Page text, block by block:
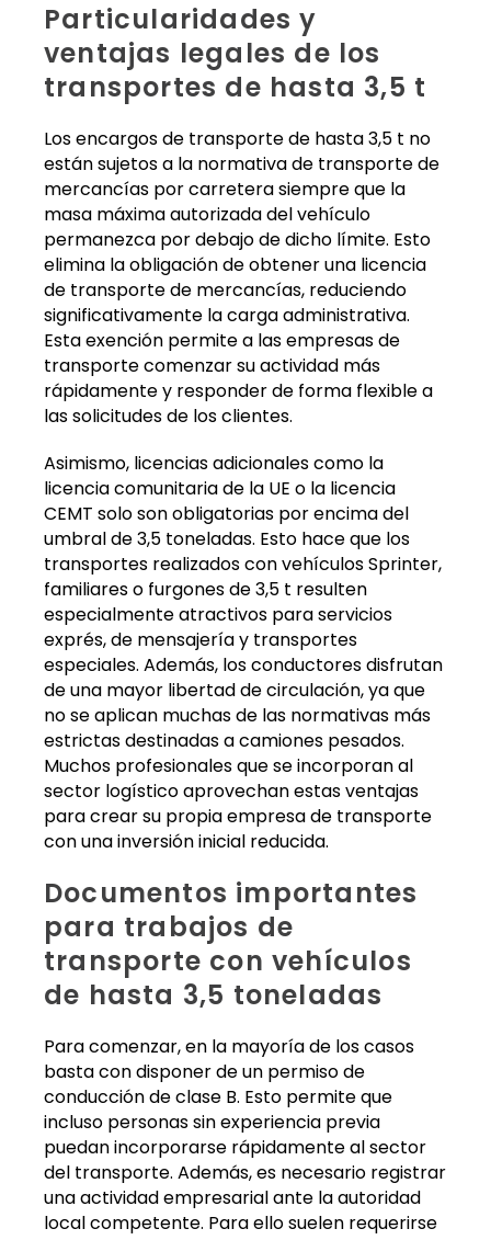
Particularidades y
ventajas legales de los
transportes de hasta 3,5 t
Los encargos de transporte de hasta 3,5 t no
están sujetos a la normativa de transporte de
mercancías por carretera siempre que la
masa máxima autorizada del vehículo
permanezca por debajo de dicho límite. Esto
elimina la obligación de obtener una licencia
de transporte de mercancías, reduciendo
significativamente la carga administrativa.
Esta exención permite a las empresas de
transporte comenzar su actividad más
rápidamente y responder de forma flexible a
las solicitudes de los clientes.
Asimismo, licencias adicionales como la
licencia comunitaria de la UE o la licencia
CEMT solo son obligatorias por encima del
umbral de 3,5 toneladas. Esto hace que los
transportes realizados con vehículos Sprinter,
familiares o furgones de 3,5 t resulten
especialmente atractivos para servicios
exprés, de mensajería y transportes
especiales. Además, los conductores disfrutan
de una mayor libertad de circulación, ya que
no se aplican muchas de las normativas más
estrictas destinadas a camiones pesados.
Muchos profesionales que se incorporan al
sector logístico aprovechan estas ventajas
para crear su propia empresa de transporte
con una inversión inicial reducida.
Documentos importantes
para trabajos de
transporte con vehículos
de hasta 3,5 toneladas
Para comenzar, en la mayoría de los casos
basta con disponer de un permiso de
conducción de clase B. Esto permite que
incluso personas sin experiencia previa
puedan incorporarse rápidamente al sector
del transporte. Además, es necesario registrar
una actividad empresarial ante la autoridad
local competente. Para ello suelen requerirse